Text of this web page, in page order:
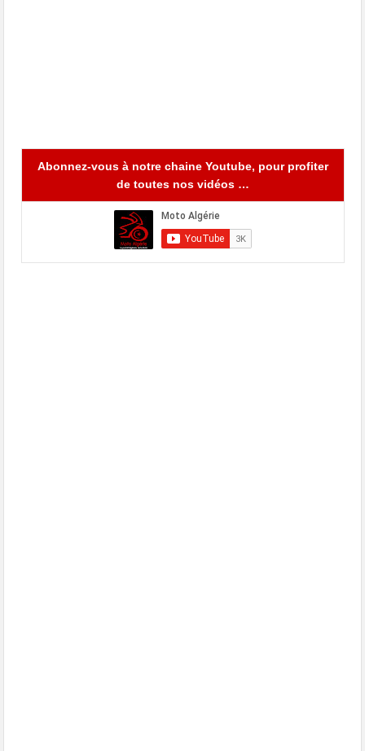
Abonnez-vous à notre chaine Youtube, pour profiter
de toutes nos vidéos …